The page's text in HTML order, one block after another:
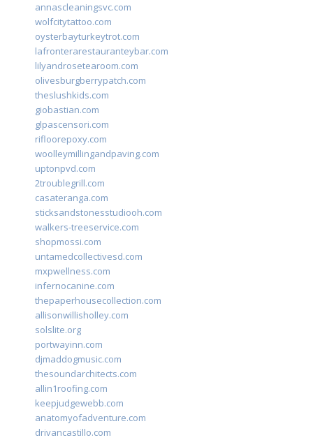
annascleaningsvc.com
wolfcitytattoo.com
oysterbayturkeytrot.com
lafronterarestauranteybar.com
lilyandrosetearoom.com
olivesburgberrypatch.com
theslushkids.com
giobastian.com
glpascensori.com
rifloorepoxy.com
woolleymillingandpaving.com
uptonpvd.com
2troublegrill.com
casateranga.com
sticksandstonesstudiooh.com
walkers-treeservice.com
shopmossi.com
untamedcollectivesd.com
mxpwellness.com
infernocanine.com
thepaperhousecollection.com
allisonwillisholley.com
solslite.org
portwayinn.com
djmaddogmusic.com
thesoundarchitects.com
allin1roofing.com
keepjudgewebb.com
anatomyofadventure.com
drivancastillo.com